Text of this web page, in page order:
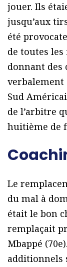
jouer. Ils
jusqu’aux
été
de toutes
donnant des
verbalement
Sud
de l’arbitre
huitième de
Le
du mal à
était le bon
remplaçait
Mbappé
additionnels